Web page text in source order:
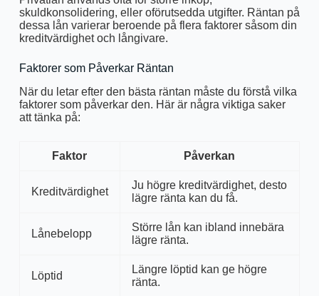
skuldkonsolidering, eller oförutsedda utgifter. Räntan på
dessa lån varierar beroende på flera faktorer såsom din
kreditvärdighet och långivare.
Faktorer som Påverkar Räntan
När du letar efter den bästa räntan måste du förstå vilka
faktorer som påverkar den. Här är några viktiga saker
att tänka på:
Faktor Påverkan
Kreditvärdighet
Ju högre kreditvärdighet, desto
lägre ränta kan du få.
Lånebelopp
Större lån kan ibland innebära
lägre ränta.
Löptid
Längre löptid kan ge högre
ränta.